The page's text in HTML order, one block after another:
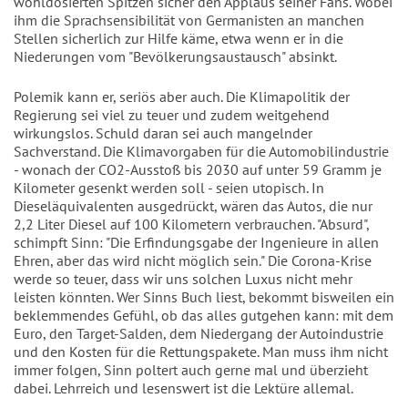
ihm die Sprachsensibilität von Germanisten an manchen
Stellen sicherlich zur Hilfe käme, etwa wenn er in die
Niederungen vom "Bevölkerungsaustausch" absinkt.
Polemik kann er, seriös aber auch. Die Klimapolitik der
Regierung sei viel zu teuer und zudem weitgehend
wirkungslos. Schuld daran sei auch mangelnder
Sachverstand. Die Klimavorgaben für die Automobilindustrie
- wonach der CO2-Ausstoß bis 2030 auf unter 59 Gramm je
Kilometer gesenkt werden soll - seien utopisch. In
Dieseläquivalenten ausgedrückt, wären das Autos, die nur
2,2 Liter Diesel auf 100 Kilometern verbrauchen. "Absurd",
schimpft Sinn: "Die Erfindungsgabe der Ingenieure in allen
Ehren, aber das wird nicht möglich sein." Die Corona-Krise
werde so teuer, dass wir uns solchen Luxus nicht mehr
leisten könnten. Wer Sinns Buch liest, bekommt bisweilen ein
beklemmendes Gefühl, ob das alles gutgehen kann: mit dem
Euro, den Target-Salden, dem Niedergang der Autoindustrie
und den Kosten für die Rettungspakete. Man muss ihm nicht
immer folgen, Sinn poltert auch gerne mal und überzieht
dabei. Lehrreich und lesenswert ist die Lektüre allemal.